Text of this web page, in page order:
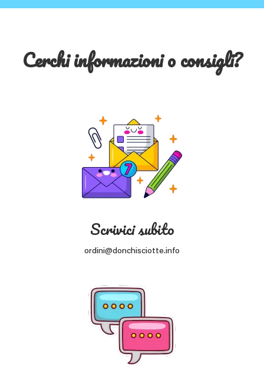
Cerchi informazioni o consigli?
Scrivici subito
ordini@donchisciotte.info